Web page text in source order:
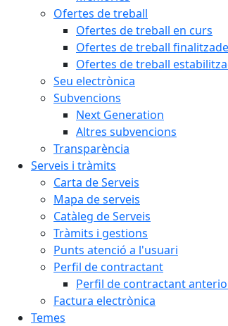
Ofertes de treball
Ofertes de treball en curs
Ofertes de treball
Ofertes de treball
Seu electrònica
Subvencions
Next Generation
Altres subvencions
Transparència
Serveis i tràmits
Carta de Serveis
Mapa de serveis
Catàleg de Serveis
Tràmits i gestions
Punts atenció a l'usuari
Perfil de contractant
Perfil de contractant
Factura electrònica
Temes